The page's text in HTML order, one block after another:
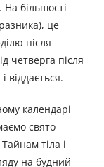
більшості
це
після
четверга після
віддається.
календарі
свято
тіла і
на будний